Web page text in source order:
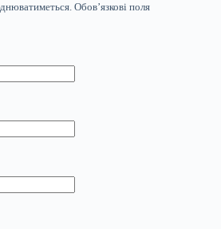
Обов’язкові поля